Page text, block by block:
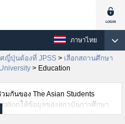
ภาษาไทย
ญี่ปุ่นต้องที่ JPSS > เลือกสถานศึกษา
> Education
มกันของ The Asian Students
ให้ข้อมูลของสถาบันการศึกษา
ลัยระดับอนุปริญญา・วิทยาลัย